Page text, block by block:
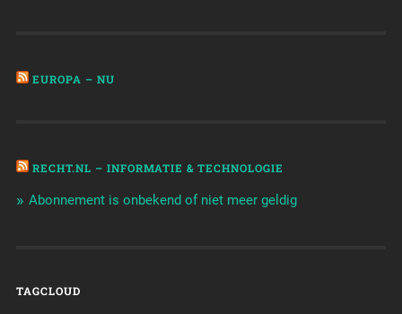
EUROPA – NU
RECHT.NL – INFORMATIE & TECHNOLOGIE
Abonnement is onbekend of niet meer geldig
TAGCLOUD